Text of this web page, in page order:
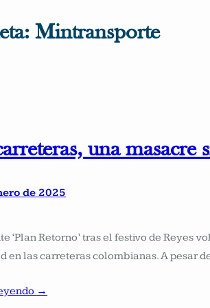
Mintransporte
una masacre
de 2025
‘Plan Retorno’ tras el festivo de Reyes
en las carreteras colombianas. A pesar
→